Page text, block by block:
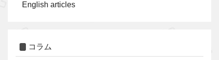
English articles
コラム